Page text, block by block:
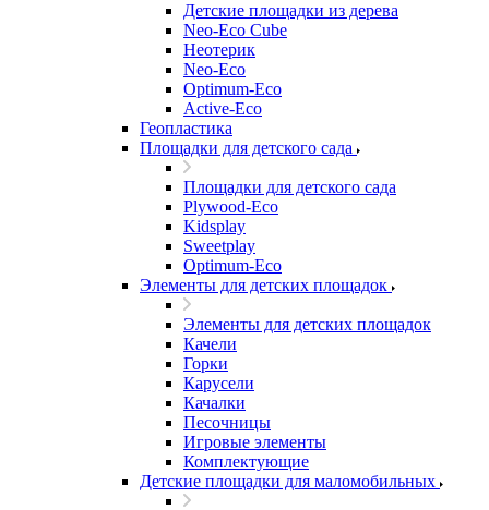
Детские площадки из дерева
Neo-Eco Cube
Неотерик
Neo-Eco
Оptimum-Еco
Active-Eco
Геопластика
Площадки для детского сада
Площадки для детского сада
Plywood-Eco
Kidsplay
Sweetplay
Оptimum-Еco
Элементы для детских площадок
Элементы для детских площадок
Качели
Горки
Карусели
Качалки
Песочницы
Игровые элементы
Комплектующие
Детские площадки для маломобильных